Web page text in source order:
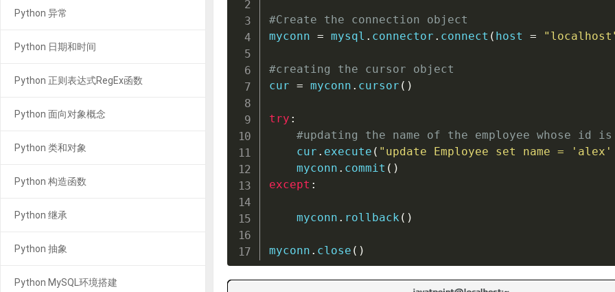
#Create the connection object
myconn = mysql . connector . connect ( host =
#creating the cursor object
cur = myconn . cursor ( )
try :
#updating the name of the employee whose id is
    cur
. execute ( "update Employee set name =
    myconn
. commit ( )
except :
    myconn
. rollback ( )
myconn . close ( )
Python 异常
Python 日期和时间
Python 正则表达式RegEx函数
Python 面向对象概念
Python 类和对象
Python 构造函数
Python 继承
Python 抽象
Python MySQL环境搭建